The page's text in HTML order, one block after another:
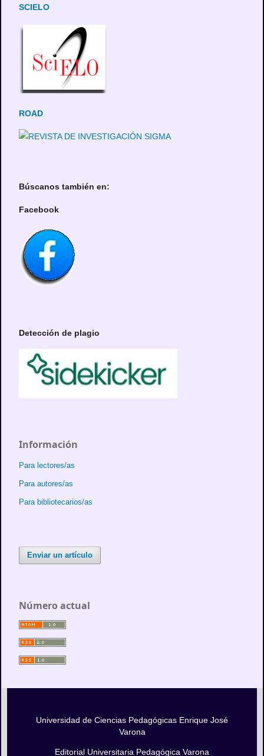
SCIELO
ROAD
Búscanos también en:
Facebook
Detección de plagio
Información
Para lectores/as
Para autores/as
Para bibliotecarios/as
Enviar un artículo
Número actual
Universidad de Ciencias Pedagógicas Enrique José
Varona
Editorial Universitaria Pedagógica Varona